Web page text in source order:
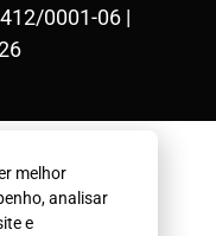
0001-06 |
melhor
analisar
e